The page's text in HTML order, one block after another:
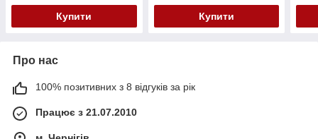
Купити Купити
Про нас
100% позитивних з 8 відгуків за рік
Працює з 21.07.2010